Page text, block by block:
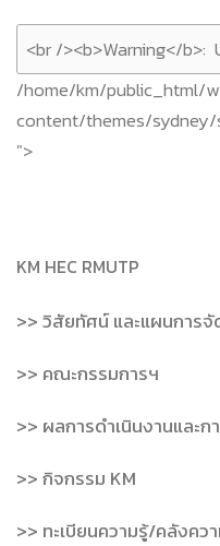
/home/km/public_html/
content/themes/sydney/
">
KM HEC RMUTP
>> วิสัยทัศน์ และแผนการ
>> คณะกรรมการฯ
>> ผลการดำเนินงานและก
>> กิจกรรม KM
>> ทะเบียนความรู้/คลังคว